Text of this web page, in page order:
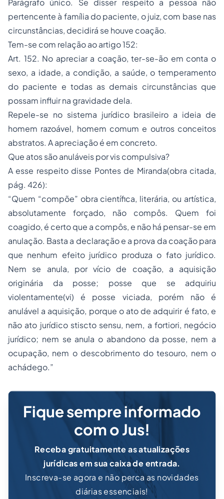
pertencente à família do paciente, o juiz, com base nas
circunstâncias, decidirá se houve coação.
Tem-se com relação ao artigo 152:
Art. 152. No apreciar a coação, ter-se-ão em conta o
sexo, a idade, a condição, a saúde, o temperamento
do paciente e todas as demais circunstâncias que
possam influir na gravidade dela.
Repele-se no sistema jurídico brasileiro a ideia de
homem razoável, homem comum e outros conceitos
abstratos. A apreciação é em concreto.
Que atos são anuláveis por vis compulsiva?
A esse respeito disse Pontes de Miranda(obra citada,
pág. 426):
“Quem “compõe” obra científica, literária, ou artística,
absolutamente forçado, não compôs. Quem foi
coagido, é certo que a compôs, e não há pensar-se em
anulação. Basta a declaração e a prova da coação para
que nenhum efeito jurídico produza o fato jurídico.
Nem se anula, por vício de coação, a aquisição
originária da posse; posse que se adquiriu
violentamente(vi) é posse viciada, porém não é
anulável a aquisição, porque o ato de adquirir é fato, e
não ato jurídico stiscto sensu, nem, a fortiori, negócio
jurídico; nem se anula o abandono da posse, nem a
ocupação, nem o descobrimento do tesouro, nem o
achádego.”
Fique sempre informado
com o Jus!
Receba gratuitamente as atualizações
jurídicas em sua caixa de entrada.
Inscreva-se agora e não perca as novidades
diárias essenciais!